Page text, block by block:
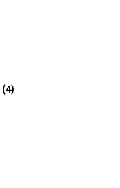
(4)